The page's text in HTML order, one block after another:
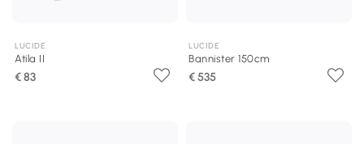
LUCIDE
Atila II
€ 83
LUCIDE
Bannister 150cm
€ 535